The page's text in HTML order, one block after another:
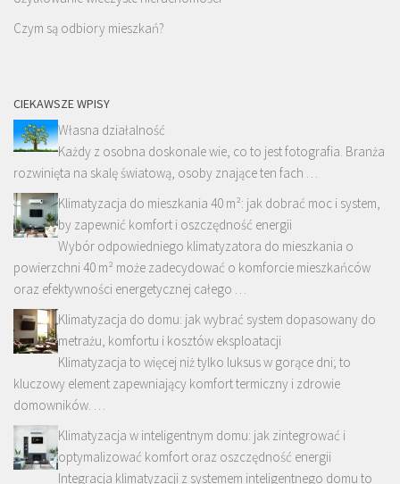
Czym są odbiory mieszkań?
CIEKAWSZE WPISY
Własna działalność
Każdy z osobna doskonale wie, co to jest fotografia. Branża
rozwinięta na skalę światową, osoby znające ten fach …
Klimatyzacja do mieszkania 40 m²: jak dobrać moc i system,
by zapewnić komfort i oszczędność energii
Wybór odpowiedniego klimatyzatora do mieszkania o
powierzchni 40 m² może zadecydować o komforcie mieszkańców
oraz efektywności energetycznej całego …
Klimatyzacja do domu: jak wybrać system dopasowany do
metrażu, komfortu i kosztów eksploatacji
Klimatyzacja to więcej niż tylko luksus w gorące dni; to
kluczowy element zapewniający komfort termiczny i zdrowie
domowników. …
Klimatyzacja w inteligentnym domu: jak zintegrować i
optymalizować komfort oraz oszczędność energii
Integracja klimatyzacji z systemem inteligentnego domu to